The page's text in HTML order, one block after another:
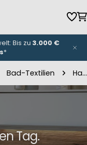
Bis zu 3.000 €
*
Bad-Textilien Handtücher
Tag.